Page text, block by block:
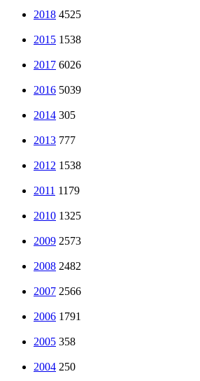
2018 4525
2015 1538
2017 6026
2016 5039
2014 305
2013 777
2012 1538
2011 1179
2010 1325
2009 2573
2008 2482
2007 2566
2006 1791
2005 358
2004 250